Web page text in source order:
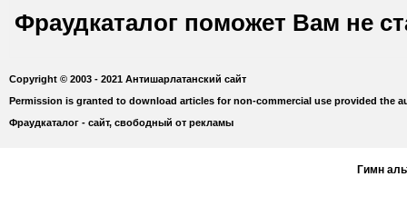
Фраудкаталог поможет Вам не
Copyright © 2003 - 2021 Антишарлатанский сайт
Permission is granted to download articles for non-commercial use provided the
Фраудкаталог - сайт, свободный от рекламы
Гимн